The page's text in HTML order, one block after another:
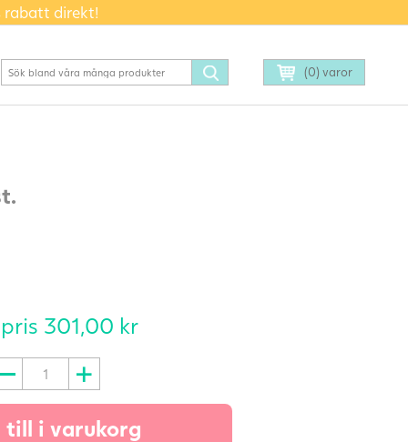
rabatt direkt!
(0) varor
301,00 kr
till i varukorg